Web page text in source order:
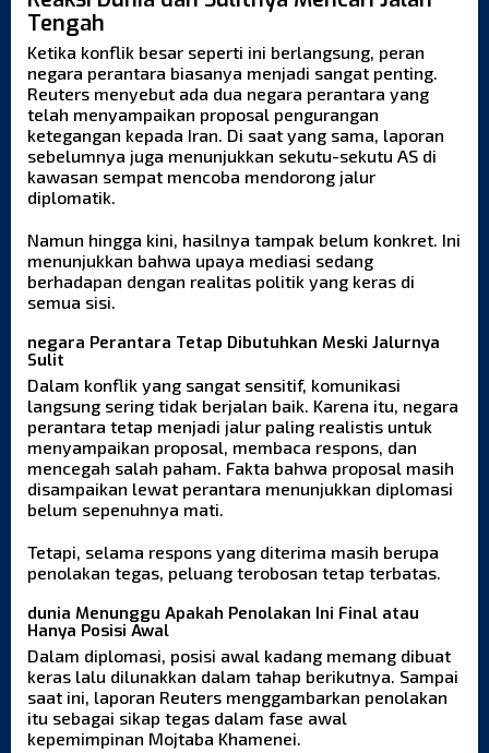
Tengah
Ketika konflik besar seperti ini berlangsung, peran
negara perantara biasanya menjadi sangat penting.
Reuters menyebut ada dua negara perantara yang
telah menyampaikan proposal pengurangan
ketegangan kepada Iran. Di saat yang sama, laporan
sebelumnya juga menunjukkan sekutu-sekutu AS di
kawasan sempat mencoba mendorong jalur
diplomatik.
Namun hingga kini, hasilnya tampak belum konkret. Ini
menunjukkan bahwa upaya mediasi sedang
berhadapan dengan realitas politik yang keras di
semua sisi.
negara Perantara Tetap Dibutuhkan Meski Jalurnya
Sulit
Dalam konflik yang sangat sensitif, komunikasi
langsung sering tidak berjalan baik. Karena itu, negara
perantara tetap menjadi jalur paling realistis untuk
menyampaikan proposal, membaca respons, dan
mencegah salah paham. Fakta bahwa proposal masih
disampaikan lewat perantara menunjukkan diplomasi
belum sepenuhnya mati.
Tetapi, selama respons yang diterima masih berupa
penolakan tegas, peluang terobosan tetap terbatas.
dunia Menunggu Apakah Penolakan Ini Final atau
Hanya Posisi Awal
Dalam diplomasi, posisi awal kadang memang dibuat
keras lalu dilunakkan dalam tahap berikutnya. Sampai
saat ini, laporan Reuters menggambarkan penolakan
itu sebagai sikap tegas dalam fase awal
kepemimpinan Mojtaba Khamenei.